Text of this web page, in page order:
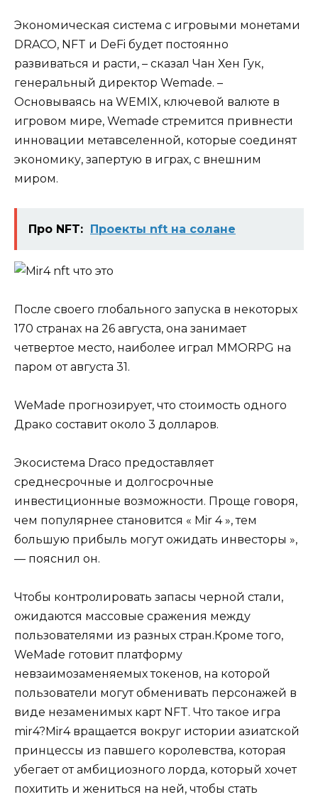
Экономическая система с игровыми монетами
DRACO, NFT и DeFi будет постоянно
развиваться и расти, – сказал Чан Хен Гук,
генеральный директор Wemade. –
Основываясь на WEMIX, ключевой валюте в
игровом мире, Wemade стремится привнести
инновации метавселенной, которые соединят
экономику, запертую в играх, с внешним
миром.
Про NFT: Проекты nft на солане
После своего глобального запуска в некоторых
170 странах на 26 августа, она занимает
четвертое место, наиболее играл MMORPG на
паром от августа 31.
WeMade прогнозирует, что стоимость одного
Драко составит около 3 долларов.
Экосистема Draco предоставляет
среднесрочные и долгосрочные
инвестиционные возможности. Проще говоря,
чем популярнее становится « Mir 4 », тем
большую прибыль могут ожидать инвесторы »,
— пояснил он.
Чтобы контролировать запасы черной стали,
ожидаются массовые сражения между
пользователями из разных стран.Кроме того,
WeMade готовит платформу
невзаимозаменяемых токенов, на которой
пользователи могут обменивать персонажей в
виде незаменимых карт NFT. Что такое игра
mir4?Mir4 вращается вокруг истории азиатской
принцессы из павшего королевства, которая
убегает от амбициозного лорда, который хочет
похитить и жениться на ней, чтобы стать